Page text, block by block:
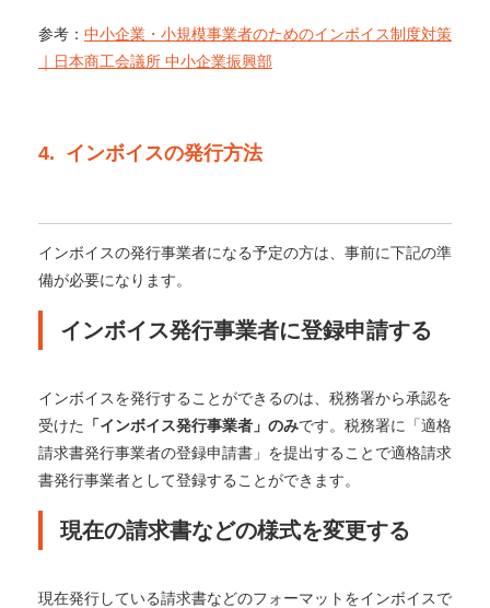
参考： 中小企業・小規模事業者のためのインボイス制度対策
｜日本商工会議所 中小企業振興部
4. インボイスの発行方法
インボイスの発行事業者になる予定の方は、事前に下記の準
備が必要になります。
インボイス発行事業者に登録申請する
インボイスを発行することができるのは、税務署から承認を
受けた
「インボイス発行事業者」のみです。 税務署に「適格
請求書発行事業者の登録申請書」を提出することで適格請求
書発行事業者として登録することができます。
現在の請求書などの様式を変更する
現在発行している請求書などのフォーマットをインボイスで